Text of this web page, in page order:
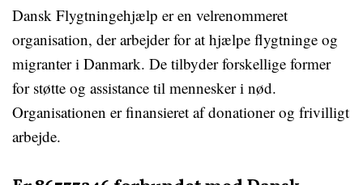
Dansk Flygtningehjælp er en velrenommeret
organisation, der arbejder for at hjælpe flygtninge og
migranter i Danmark. De tilbyder forskellige former
for støtte og assistance til mennesker i nød.
Organisationen er finansieret af donationer og frivilligt
arbejde.